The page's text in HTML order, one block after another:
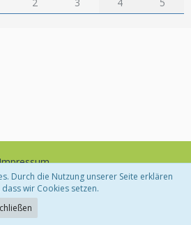
Durch die Nutzung unserer Seite erklären
wir Cookies setzen.